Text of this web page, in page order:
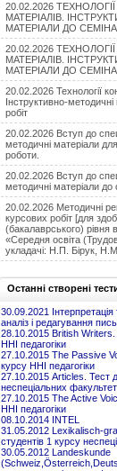
20.02.2026
МАТЕРІАЛІВ.
МАТЕРІАЛИ ДО
20.02.2026
МАТЕРІАЛІВ.
МАТЕРІАЛИ ДО
20.02.2026 Технології
Інструктивно-
робіт
20.02.2026 Вступ до
методичні матеріали для
роботи.
20.02.2026 Вступ до
методичні матеріали до
20.02.2026 Методичні
курсових робіт [для
(бакалаврського) рівня
«Середня освіта
укладачі: Н.П. Бірук,
Останні створені
30.09.2021
аналіз і редагування
28.10.2015 British Writers.
ННІ педагогіки
27.10.2015 The Passive
курсу ННІ педагогіки
27.10.2015 Articles. Тест
неспеціальних
27.10.2015 The Active
ННІ педагогіки
08.10.2014 INTEL
31.05.2012 Lexikalisch-
студентів 1 курсу
30.05.2012 Landeskunde